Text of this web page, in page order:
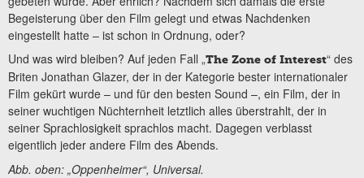
Begeisterung über den Film gelegt und etwas Nachdenken
eingestellt hatte – ist schon in Ordnung, oder?
Und was wird bleiben? Auf jeden Fall „The Zone of Interest“ des
Briten Jonathan Glazer, der in der Kategorie bester internationaler
Film gekürt wurde – und für den besten Sound –, ein Film, der in
seiner wuchtigen Nüchternheit letztlich alles überstrahlt, der in
seiner Sprachlosigkeit sprachlos macht. Dagegen verblasst
eigentlich jeder andere Film des Abends.
Abb. oben: „Oppenheimer“, Universal.